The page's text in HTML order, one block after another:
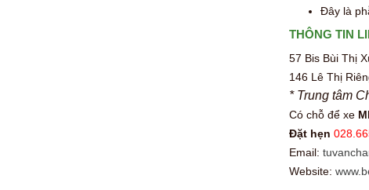
Đây là
THÔNG TIN
57 Bis Bùi Thị
146 Lê Thị
* Trung tâm
Có chỗ để xe
Đặt hẹn
Email:
Website: